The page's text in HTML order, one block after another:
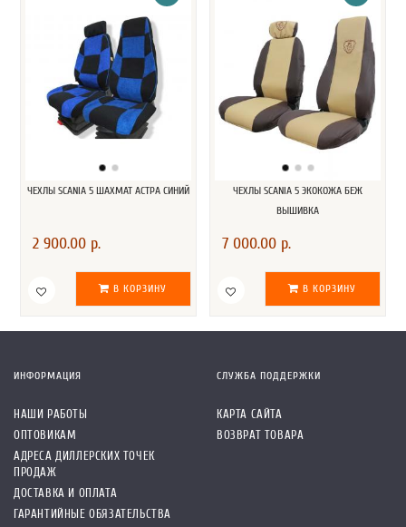
ЧЕХЛЫ SCANIA 5 ШАХМАТ АСТРА СИНИЙ
2 900.00 р.
В КОРЗИНУ
ЧЕХЛЫ SCANIA 5 ЭКОКОЖА БЕЖ
ВЫШИВКА
7 000.00 р.
В КОРЗИНУ
ИНФОРМАЦИЯ
НАШИ РАБОТЫ
ОПТОВИКАМ
АДРЕСА ДИЛЛЕРСКИХ ТОЧЕК
ПРОДАЖ
ДОСТАВКА И ОПЛАТА
ГАРАНТИЙНЫЕ ОБЯЗАТЕЛЬСТВА
СЛУЖБА ПОДДЕРЖКИ
КАРТА САЙТА
ВОЗВРАТ ТОВАРА